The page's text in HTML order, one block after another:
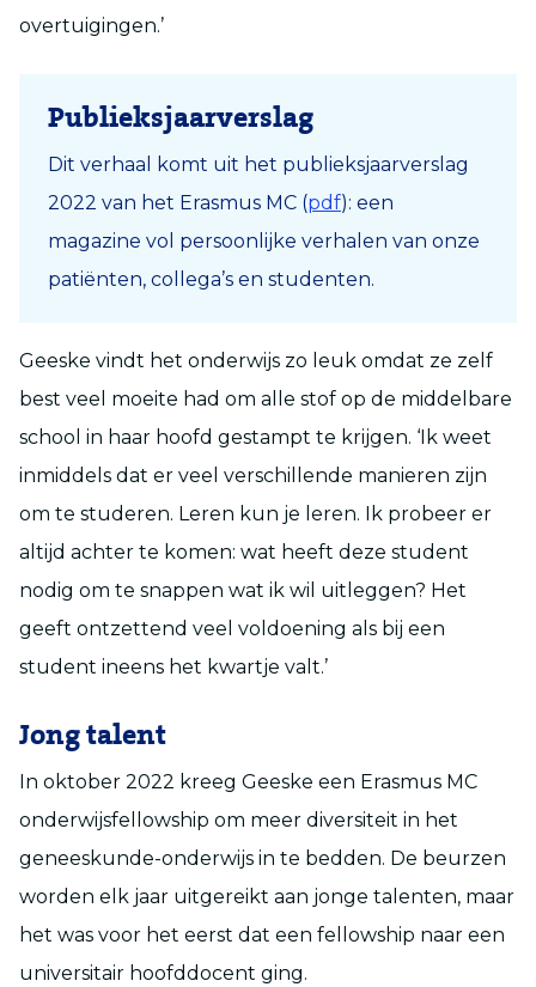
overtuigingen.’
Publieksjaarverslag
Dit verhaal komt uit het publieksjaarverslag
2022 van het Erasmus MC (pdf): een
magazine vol persoonlijke verhalen van onze
patiënten, collega’s en studenten.
Geeske vindt het onderwijs zo leuk omdat ze zelf
best veel moeite had om alle stof op de middelbare
school in haar hoofd gestampt te krijgen. ‘Ik weet
inmiddels dat er veel verschillende manieren zijn
om te studeren. Leren kun je leren. Ik probeer er
altijd achter te komen: wat heeft deze student
nodig om te snappen wat ik wil uitleggen? Het
geeft ontzettend veel voldoening als bij een
student ineens het kwartje valt.’
Jong talent
In oktober 2022 kreeg Geeske een Erasmus MC
onderwijsfellowship om meer diversiteit in het
geneeskunde-onderwijs in te bedden. De beurzen
worden elk jaar uitgereikt aan jonge talenten, maar
het was voor het eerst dat een fellowship naar een
universitair hoofddocent ging.